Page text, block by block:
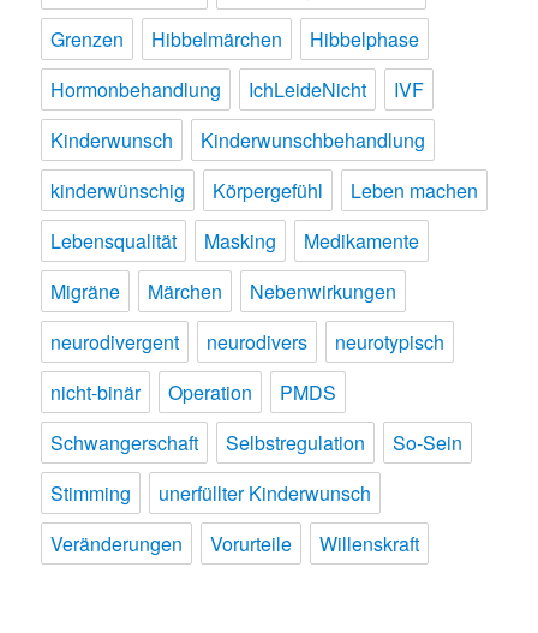
Grenzen
Hibbelmärchen
Hibbelphase
Hormonbehandlung
IchLeideNicht
IVF
Kinderwunsch
Kinderwunschbehandlung
kinderwünschig
Körpergefühl
Leben machen
Lebensqualität
Masking
Medikamente
Migräne
Märchen
Nebenwirkungen
neurodivergent
neurodivers
neurotypisch
nicht-binär
Operation
PMDS
Schwangerschaft
Selbstregulation
So-Sein
Stimming
unerfüllter Kinderwunsch
Veränderungen
Vorurteile Willenskraft